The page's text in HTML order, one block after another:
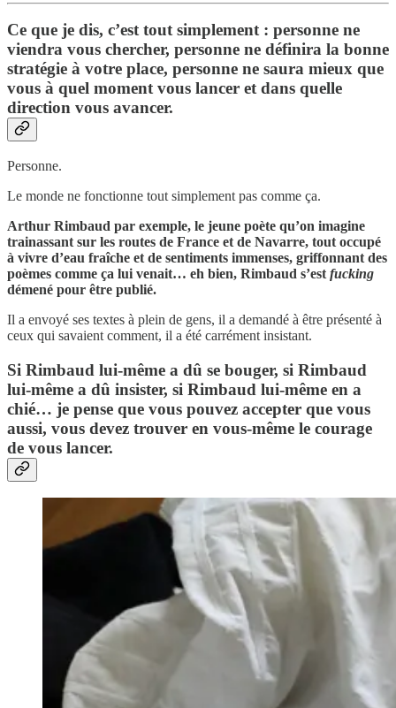
Ce que je dis, c’est tout simplement : personne ne
viendra vous chercher, personne ne définira la bonne
stratégie à votre place, personne ne saura mieux que
vous à quel moment vous lancer et dans quelle
direction vous avancer.
Personne.
Le monde ne fonctionne tout simplement pas comme ça.
Arthur Rimbaud par exemple, le jeune poète qu’on imagine
trainassant sur les routes de France et de Navarre, tout occupé
à vivre d’eau fraîche et de sentiments immenses, griffonnant des
poèmes comme ça lui venait… eh bien, Rimbaud s’est fucking
démené pour être publié.
Il a envoyé ses textes à plein de gens, il a demandé à être présenté à
ceux qui savaient comment, il a été carrément insistant.
Si Rimbaud lui-même a dû se bouger, si Rimbaud
lui-même a dû insister, si Rimbaud lui-même en a
chié… je pense que vous pouvez accepter que vous
aussi, vous devez trouver en vous-même le courage
de vous lancer.